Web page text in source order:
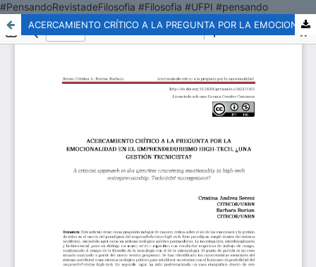
#PensandoRevistadeFilosofia #Filosofia #UFPI #pensando
ACERCAMIENTO CRÍTICO A LA PREGUNTA POR LA EMOCIONALIDAD EN EL EMPRENDEDURISMO HIGH-TECH. ¿UNA GESTIÓN TECNICISTA?